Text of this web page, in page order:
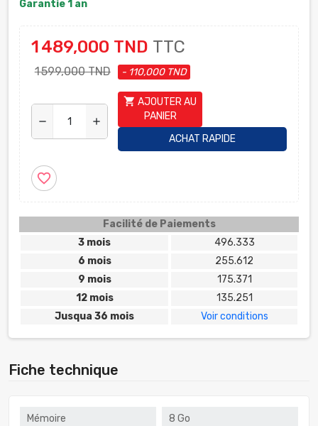
Garantie 1 an
1 489,000 TND TTC
1 599,000 TND - 110,000 TND
remove add
shopping_cart AJOUTER AU
PANIER
ACHAT RAPIDE
favorite_border
Facilité de Paiements
3 mois
496.333
6 mois
255.612
9 mois
175.371
12 mois
135.251
Jusqua 36 mois
Voir conditions
Fiche technique
Mémoire 8 Go